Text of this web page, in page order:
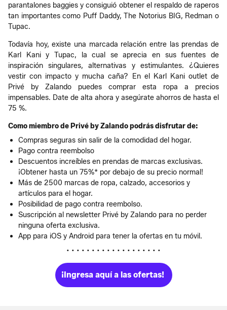
parantalones baggies y consiguió obtener el respaldo de raperos
tan importantes como Puff Daddy, The Notorius BIG, Redman o
Tupac.
Todavía hoy, existe una marcada relación entre las prendas de
Karl Kani y Tupac, la cual se aprecia en sus fuentes de
inspiración singulares, alternativas y estimulantes. ¿Quieres
vestir con impacto y mucha caña? En el Karl Kani outlet de
Privé by Zalando puedes comprar esta ropa a precios
impensables. Date de alta ahora y asegúrate ahorros de hasta el
75 %.
Como miembro de Privé by Zalando podrás disfrutar de:
Compras seguras sin salir de la comodidad del hogar.
Pago contra reembolso
Descuentos increíbles en prendas de marcas exclusivas.
¡Obtener hasta un 75%* por debajo de su precio normal!
Más de 2500 marcas de ropa, calzado, accesorios y
artículos para el hogar.
Posibilidad de pago contra reembolso.
Suscripción al newsletter Privé by Zalando para no perder
ninguna oferta exclusiva.
App para iOS y Android para tener la ofertas en tu móvil.
• • • • • • • • • • • • • • • • • • •
¡Ingresa aquí a las ofertas!